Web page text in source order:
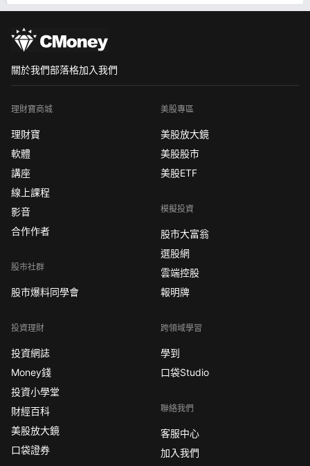
關於我們部落格加入我們
理財寶商城
理財寶
軟體
講座
線上課程
影音
合作作者
股市社群
股市爆料同學會
投資理財
投資網誌
Money錢
投資小學堂
財經百科
美股放大鏡
口袋證券
美股專區
美股放大鏡
美股股市
美股ETF
模擬投資
股市大富翁
選股網
雲端控股
報明牌
跨領域學習
學到
口袋Studio
聯絡我們
客服中心
加入我們